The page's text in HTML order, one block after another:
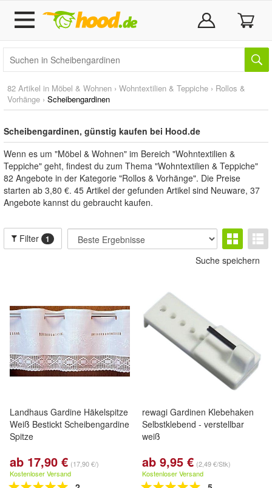
82 Artikel in Möbel & Wohnen › Wohntextilien & Teppiche › Rollos &
Vorhänge › Scheibengardinen
Scheibengardinen, günstig kaufen bei Hood.de
Wenn es um "Möbel & Wohnen" im Bereich "Wohntextilien &
Teppiche" geht, findest du zum Thema "Wohntextilien & Teppiche"
82 Angebote in der Kategorie "Rollos & Vorhänge". Die Preise
starten ab 3,80 €. 45 Artikel der gefunden Artikel sind Neuware, 37
Angebote kannst du gebraucht kaufen.
Filter 1
Suche speichern
Landhaus Gardine Häkelspitze
Weiß Bestickt Scheibengardine
Spitze
ab 17,90 € (17,90 €/)
Kostenloser Versand
rewagi Gardinen Klebehaken
Selbstklebend - verstellbar
weiß
ab 9,95 € (2,49 €/Stk)
Kostenloser Versand